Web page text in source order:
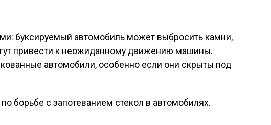
буксируемый автомобиль может выбросить камни,
привести к неожиданному движению машины.
автомобили, особенно если они скрыты под
борьбе с запотеванием стекол в автомобилях.